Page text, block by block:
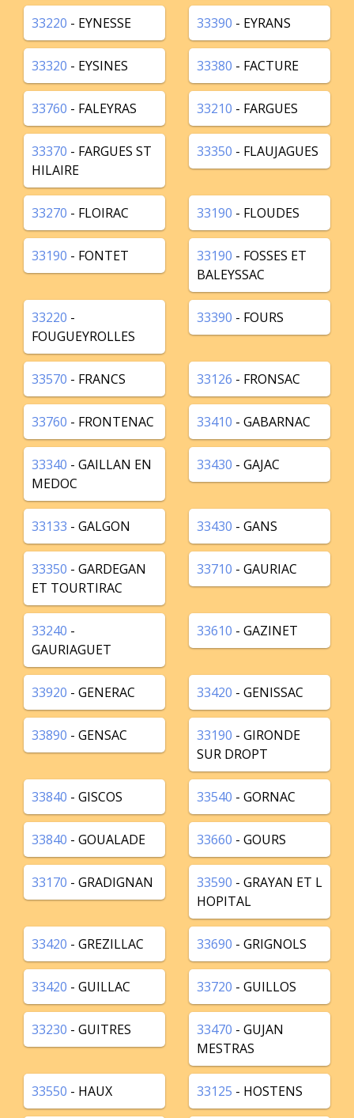
33220 - EYNESSE 33390 - EYRANS
33320 - EYSINES 33380 - FACTURE
33760 - FALEYRAS 33210 - FARGUES
33370 - FARGUES ST
HILAIRE
33350 - FLAUJAGUES
33270 - FLOIRAC 33190 - FLOUDES
33190 - FONTET 33190 - FOSSES ET
BALEYSSAC
33220 -
FOUGUEYROLLES
33390 - FOURS
33570 - FRANCS 33126 - FRONSAC
33760 - FRONTENAC 33410 - GABARNAC
33340 - GAILLAN EN
MEDOC
33430 - GAJAC
33133 - GALGON 33430 - GANS
33350 - GARDEGAN
ET TOURTIRAC
33710 - GAURIAC
33240 -
GAURIAGUET
33610 - GAZINET
33920 - GENERAC 33420 - GENISSAC
33890 - GENSAC 33190 - GIRONDE
SUR DROPT
33840 - GISCOS 33540 - GORNAC
33840 - GOUALADE 33660 - GOURS
33170 - GRADIGNAN 33590 - GRAYAN ET L
HOPITAL
33420 - GREZILLAC 33690 - GRIGNOLS
33420 - GUILLAC 33720 - GUILLOS
33230 - GUITRES 33470 - GUJAN
MESTRAS
33550 - HAUX 33125 - HOSTENS